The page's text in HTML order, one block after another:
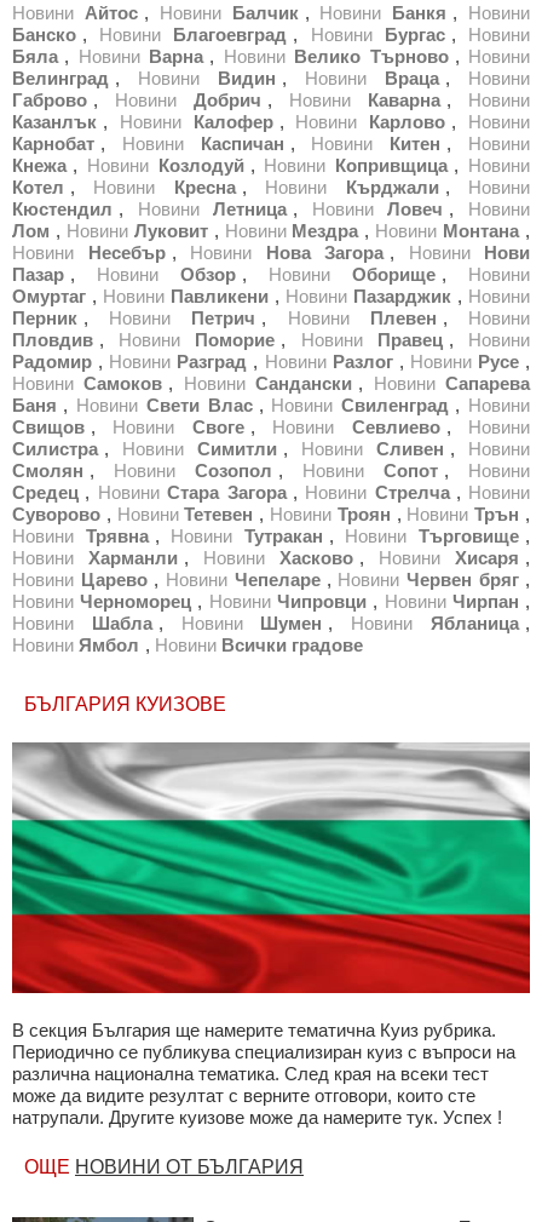
Новини Айтос , Новини Балчик , Новини Банкя , Новини
Банско , Новини Благоевград , Новини Бургас , Новини
Бяла , Новини Варна , Новини Велико Търново , Новини
Велинград , Новини Видин , Новини Враца , Новини
Габрово , Новини Добрич , Новини Каварна , Новини
Казанлък , Новини Калофер , Новини Карлово , Новини
Карнобат , Новини Каспичан , Новини Китен , Новини
Кнежа , Новини Козлодуй , Новини Копривщица , Новини
Котел , Новини Кресна , Новини Кърджали , Новини
Кюстендил , Новини Летница , Новини Ловеч , Новини
Лом , Новини Луковит , Новини Мездра , Новини Монтана ,
Новини
Несебър , Новини Нова Загора , Новини
Нови
Пазар , Новини Обзор , Новини Оборище , Новини
Омуртаг , Новини Павликени , Новини Пазарджик , Новини
Перник , Новини Петрич , Новини Плевен , Новини
Пловдив , Новини Поморие , Новини Правец , Новини
Радомир , Новини Разград , Новини Разлог , Новини Русе ,
Новини Самоков , Новини Сандански , Новини Сапарева
Баня , Новини Свети Влас , Новини Свиленград , Новини
Свищов , Новини Своге , Новини Севлиево , Новини
Силистра , Новини Симитли , Новини Сливен , Новини
Смолян , Новини Созопол , Новини Сопот , Новини
Средец , Новини Стара Загора , Новини Стрелча , Новини
Суворово , Новини Тетевен , Новини Троян , Новини Трън ,
Новини Трявна , Новини Тутракан , Новини Търговище ,
Новини
Харманли , Новини Хасково , Новини Хисаря ,
Новини Царево , Новини Чепеларе , Новини Червен бряг ,
Новини Черноморец , Новини Чипровци , Новини Чирпан ,
Новини
Шабла , Новини Шумен , Новини Ябланица ,
Новини Ямбол , Новини Всички градове
БЪЛГАРИЯ КУИЗОВЕ
В секция България ще намерите тематична Куиз рубрика.
Периодично се публикува специализиран куиз с въпроси на
различна национална тематика. След края на всеки тест
може да видите резултат с верните отговори, които сте
натрупали. Другите куизове може да намерите тук. Успех !
ОЩЕ НОВИНИ ОТ БЪЛГАРИЯ